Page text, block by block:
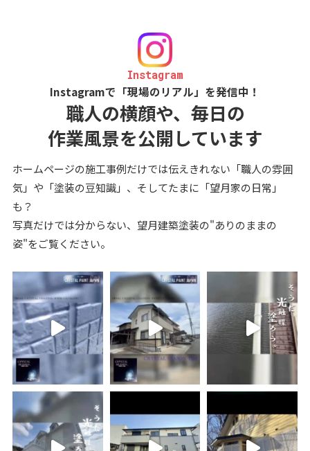
Instagram
Instagramで「現場のリアル」を発信中！
職人の横顔や、毎日の
作業風景を公開しています
ホームページの施工事例だけでは伝えきれない「職人の雰囲
気」や「塗装の豆知識」、そしてたまに「望月家の日常」
も？
写真だけでは分からない、望月建築塗装の"ありのままの
姿"をご覧ください。